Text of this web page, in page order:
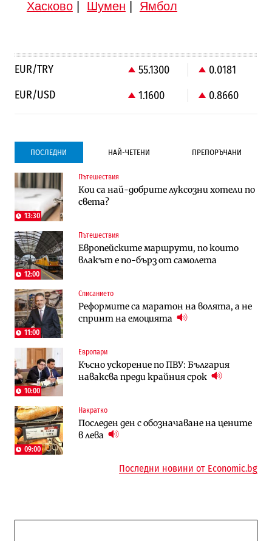
Хасково| Шумен Ямбол
EUR/TRY 55.1300
0.0181
EUR/USD
1.1600 0.8660
ПОСЛЕДНИ НАЙ-ЧЕТЕНИ ПРЕПОРЪЧАНИ
13:30
Пътешествия
Кои са най-добрите луксозни хотели по
света?
12:00
Пътешествия
Европейските маршрути, по които
влакът е по-бърз от самолета
11:00
Списанието
Реформите са маратон на волята, а не
спринт на емоцията
10:00
Европари
Късно ускорение по ПВУ: България
наваксва преди крайния срок
09:00
Накратко
Последен ден с обозначаване на цените
в лева
Градоустройство
Столична община избра изпълнител за
преместването на трамвайното
Компании
Vivacom предлага над 150 устройства с
90% отстъпка през август
Компании
„Ендуросат“ ще строи огромен
космически и отбранителен център в
Енергетика
АЕЦ „Козлодуй“ ще работи само още
няколко седмици, ако сушата продължи
Енергетика
Държавният ТЕЦ „Марица изток 2“
работи с 5 блока
Компании
Vivacom предлага над 150 устройства с
90% отстъпка през август
Градоустройство
Столична община избра изпълнител за
преместването на трамвайното
Енергетика
Държавният ТЕЦ „Марица изток 2“
работи с 5 блока
To:know
Последни дни с обозначаване на цените
в лева: Какво предстои?
Компании
„Ендуросат“ ще строи огромен
космически и отбранителен център в
Последни новини от Economic.bg